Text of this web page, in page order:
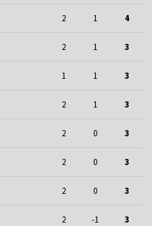
2 1 4
2 1 3
1 1 3
2 1 3
2 0 3
2 0 3
2 0 3
2 -1 3